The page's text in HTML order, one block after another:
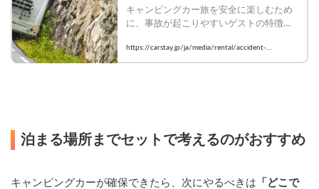
Carstayの情報発信メディア
キャンピングカー旅を安全に楽しむため
に、事故が起こりやすいゲストの特徴や
大事故につながる危険行為を解説。初心
者が知っておきたい安全運転のポイント
https://carstay.jp/ja/media/rental/accident-
prevention/
泊まる場所までセットで考えるのがおすすめ
キャンピングカーが確保できたら、次にやるべきは 「どこで